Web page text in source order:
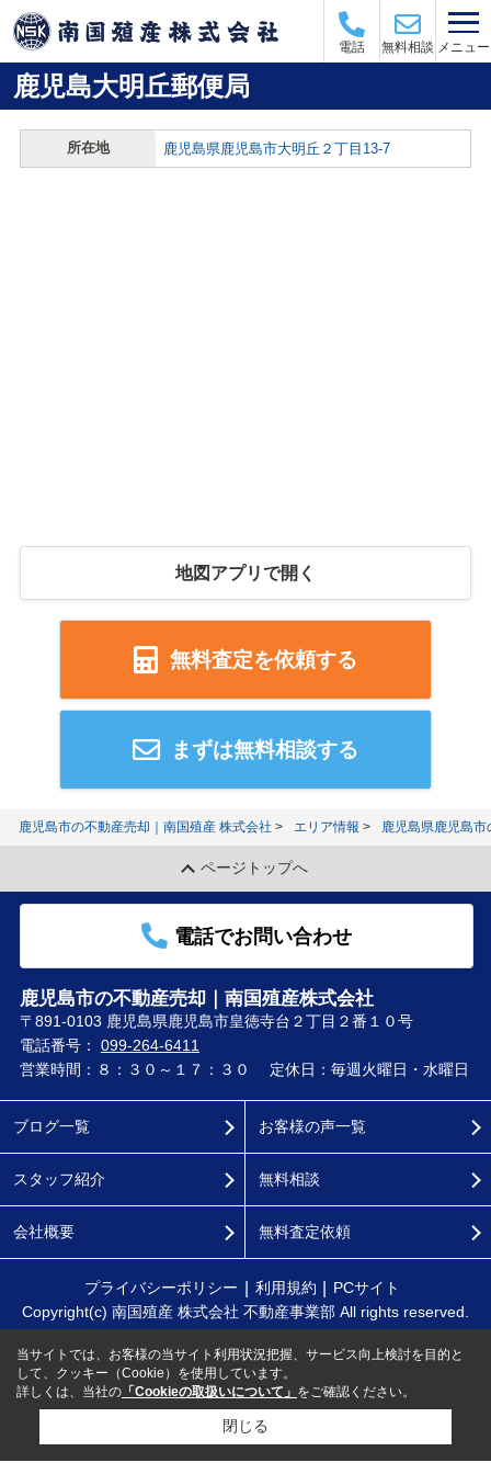
電話 無料相談 メニュー
鹿児島大明丘郵便局
所在地 鹿児島県鹿児島市大明丘２丁目13-7
地図アプリで開く
無料査定を依頼する
まずは無料相談する
鹿児島市の不動産売却｜南国殖産 株式会社 エリア情報 鹿児島県鹿児島
ページトップへ
電話でお問い合わせ
鹿児島市の不動産売却｜南国殖産株式会社
〒891-0103 鹿児島県鹿児島市皇徳寺台２丁目２番１０号
電話番号： 099-264-6411
営業時間：８：３０～１７：３０
定休日：毎週火曜日・水曜日
ブログ一覧
スタッフ紹介
会社概要
お客様の声一覧
無料相談
無料査定依頼
プライバシーポリシー 利用規約
PCサイト
Copyright(c) 南国殖産 株式会社 不動産事業部 All rights reserved.
当サイトでは、お客様の当サイト利用状況把握、サービス向上検討を目的と
して、クッキー（Cookie）を使用しています。
詳しくは、当社の 「Cookieの取扱いについて」 をご確認ください。
閉じる